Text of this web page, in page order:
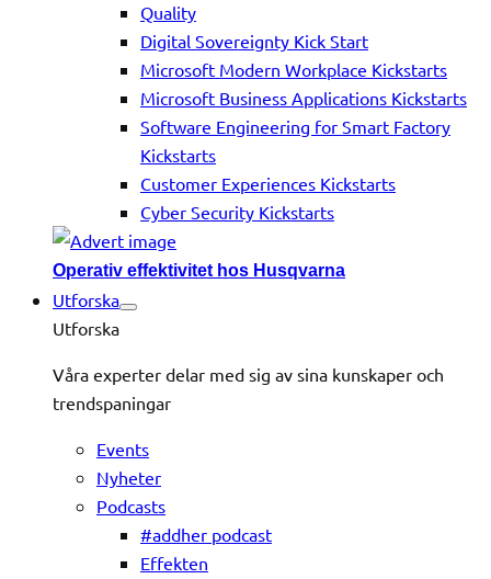
Quality
Digital Sovereignty Kick Start
Microsoft Modern Workplace Kickstarts
Microsoft Business Applications Kickstarts
Software Engineering for Smart Factory
Kickstarts
Customer Experiences Kickstarts
Cyber Security Kickstarts
Operativ effektivitet hos Husqvarna
Utforska
Utforska
Våra experter delar med sig av sina kunskaper och
trendspaningar
Events
Nyheter
Podcasts
#addher podcast
Effekten